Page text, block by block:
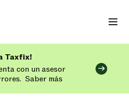
Taxfix!
con un asesor
Saber más